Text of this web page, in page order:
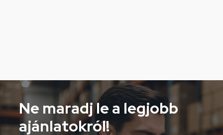
Ne maradj le a legjobb
ajánlatokról!